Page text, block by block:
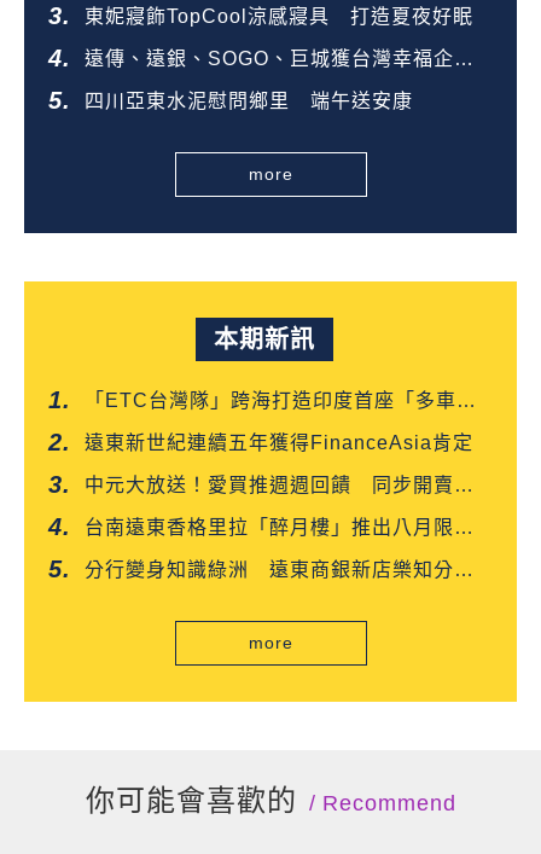
東妮寢飾TopCool涼感寢具 打造夏夜好眠
遠傳、遠銀、SOGO、巨城獲台灣幸福企業
金獎
四川亞東水泥慰問鄉里 端午送安康
more
本期新訊
「ETC台灣隊」跨海打造印度首座「多車道
自由流」電子收費系統正式通車
遠東新世紀連續五年獲得FinanceAsia肯定
中元大放送！愛買推週週回饋 同步開賣白
沙屯媽平安箱
台南遠東香格里拉「醉月樓」推出八月限定
「功夫新菜嘗鮮優惠」
分行變身知識綠洲 遠東商銀新店樂知分行
more
你可能會喜歡的 Recommend